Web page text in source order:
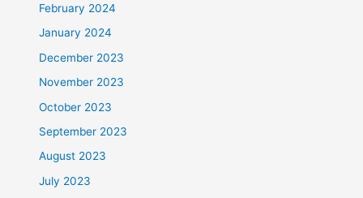
February 2024
January 2024
December 2023
November 2023
October 2023
September 2023
August 2023
July 2023